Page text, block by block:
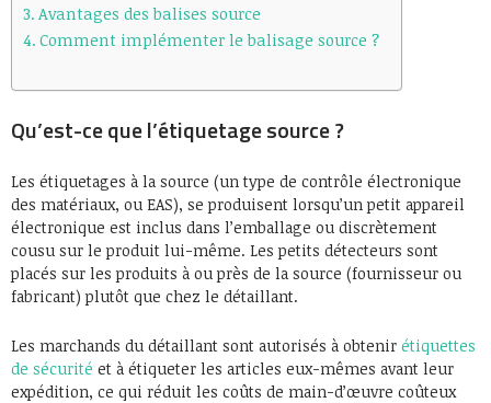
Avantages des balises source
Comment implémenter le balisage source ?
Qu’est-ce que l’étiquetage source ?
Les étiquetages à la source (un type de contrôle électronique
des matériaux, ou EAS), se produisent lorsqu’un petit appareil
électronique est inclus dans l’emballage ou discrètement
cousu sur le produit lui-même. Les petits détecteurs sont
placés sur les produits à ou près de la source (fournisseur ou
fabricant) plutôt que chez le détaillant.
Les marchands du détaillant sont autorisés à obtenir étiquettes
de sécurité et à étiqueter les articles eux-mêmes avant leur
expédition, ce qui réduit les coûts de main-d’œuvre coûteux